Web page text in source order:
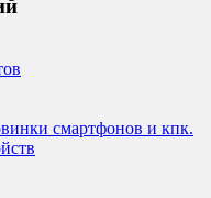
смартфонов и кпк.